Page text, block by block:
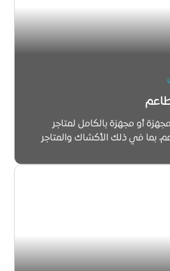
أو مجهزة بالكامل لمتاجر
بما في ذلك الأكشاك والمتاجر